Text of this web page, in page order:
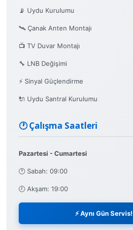
📡 Uydu Kurulumu
🛰️ Çanak Anten Montajı
📺 TV Duvar Montajı
🔧 LNB Değişimi
⚡ Sinyal Güçlendirme
🔌 Uydu Santral Kurulumu
🕐 Çalışma Saatleri
Pazartesi - Cumartesi
🕐 Sabah: 09:00
🕗 Akşam: 19:00
⚡ Aynı Gün Servis!